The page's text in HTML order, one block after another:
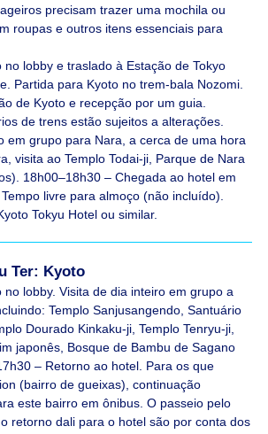
precisam trazer uma mochila ou
roupas e outros itens essenciais para
no lobby e traslado à Estação de Tokyo
Partida para Kyoto no trem-bala Nozomi.
de Kyoto e recepção por um guia.
de trens estão sujeitos a alterações.
em grupo para Nara, a cerca de uma hora
visita ao Templo Todai-ji, Parque de Nara
18h00–18h30 – Chegada ao hotel em
livre para almoço (não incluído).
Tokyu Hotel ou similar.
Ter: Kyoto
no lobby. Visita de dia inteiro em grupo a
Templo Sanjusangendo, Santuário
Dourado Kinkaku-ji, Templo Tenryu-ji,
japonês, Bosque de Bambu de Sagano
– Retorno ao hotel. Para os que
(bairro de gueixas), continuação
este bairro em ônibus. O passeio pelo
retorno dali para o hotel são por conta dos